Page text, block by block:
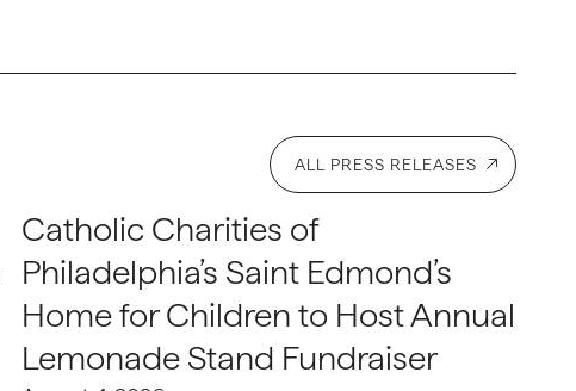
ALL PRESS RELEASES
Catholic Charities of
Philadelphia’s Saint Edmond’s
Home for Children to Host Annual
Lemonade Stand Fundraiser